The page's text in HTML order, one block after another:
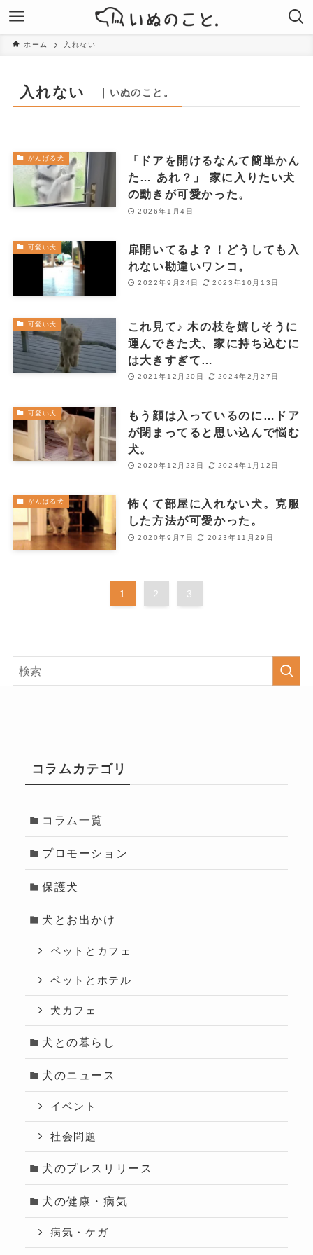
ホーム 入れない
入れない ｜いぬのこと。
がんばる犬
「ドアを開けるなんて簡単かん
た… あれ？」 家に入りたい犬
の動きが可愛かった。
2026年1月4日
可愛い犬
扉開いてるよ？！どうしても入
れない勘違いワンコ。
2022年9月24日 2023年10月13日
可愛い犬
これ見て♪ 木の枝を嬉しそうに
運んできた犬、家に持ち込むに
は大きすぎて…
2021年12月20日 2024年2月27日
可愛い犬
もう顔は入っているのに…ドア
が閉まってると思い込んで悩む
犬。
2020年12月23日 2024年1月12日
がんばる犬
怖くて部屋に入れない犬。克服
した方法が可愛かった。
2020年9月7日 2023年11月29日
1 2 3
コラムカテゴリ
コラム一覧
プロモーション
保護犬
犬とお出かけ
ペットとカフェ
ペットとホテル
犬カフェ
犬との暮らし
犬のニュース
イベント
社会問題
犬のプレスリリース
犬の健康・病気
病気・ケガ